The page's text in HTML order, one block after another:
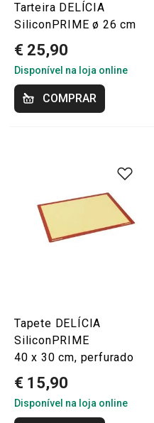
Tarteira DELÍCIA
SiliconPRIME ø 26 cm
€ 25,90
Disponível na loja online
COMPRAR
Tapete DELÍCIA
SiliconPRIME
40 x 30 cm, perfurado
€ 15,90
Disponível na loja online